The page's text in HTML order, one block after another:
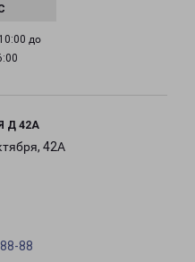
до
Д 42А
42А
88